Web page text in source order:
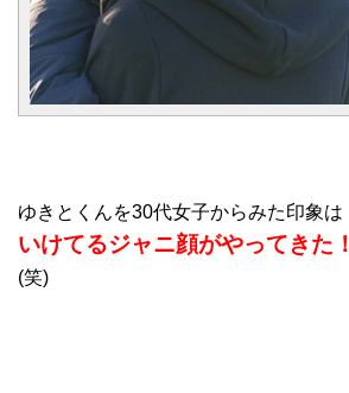
ゆきとくんを30代女子からみた印象は
いけてるジャニ顔がやってきた！
(笑)